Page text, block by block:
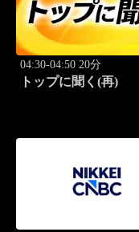
04:30-04:50 20分
トップに聞く(再)